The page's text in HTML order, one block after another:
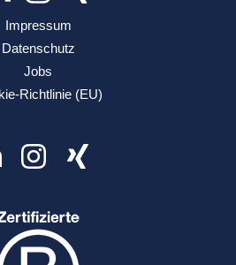
Impressum
Datenschutz
Jobs
Richtlinie (EU)